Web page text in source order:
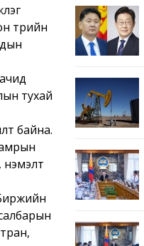
төрийн
тухай
байна.
нэмэлт